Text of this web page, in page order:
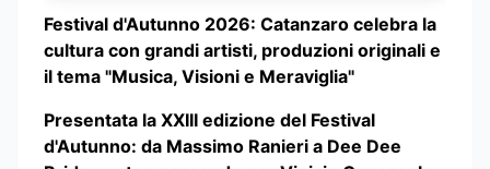
Festival d'Autunno 2026: Catanzaro celebra la
cultura con grandi artisti, produzioni originali e
il tema "Musica, Visioni e Meraviglia"
Presentata la XXIII edizione del Festival
d'Autunno: da Massimo Ranieri a Dee Dee